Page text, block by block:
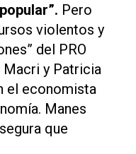
Pero
violentos y
del PRO
y Patricia
el economista
Manes
que